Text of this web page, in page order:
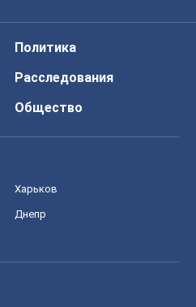
Политика
Расследования
Общество
Харьков
Днепр